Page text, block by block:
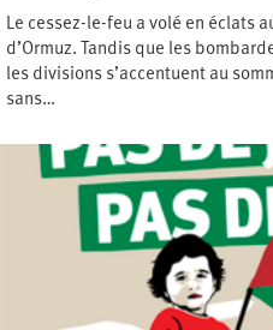
Le cessez-le-feu a volé en éclats
d’Ormuz. Tandis que les
les divisions s’accentuent au
sans…